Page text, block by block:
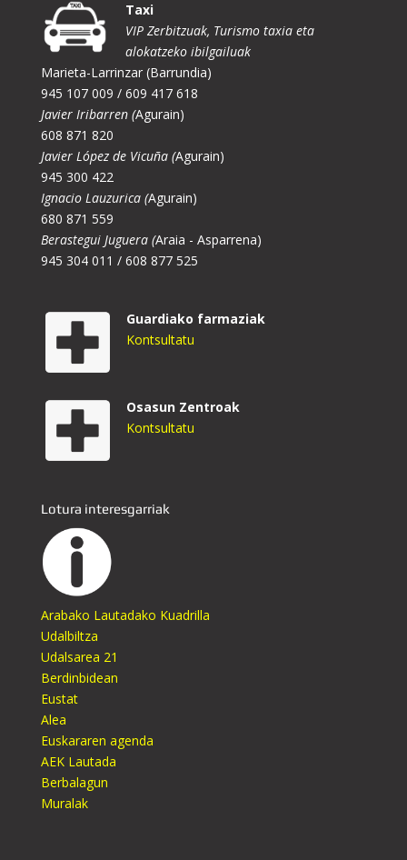
Taxi
VIP Zerbitzuak, Turismo taxia eta
alokatzeko ibilgailuak
Marieta-Larrinzar (Barrundia)
945 107 009 / 609 417 618
Javier Iribarren (Agurain)
608 871 820
Javier López de Vicuña (Agurain)
945 300 422
Ignacio Lauzurica (Agurain)
680 871 559
Berastegui Juguera (Araia - Asparrena)
945 304 011 / 608 877 525
Guardiako farmaziak
Kontsultatu
Osasun Zentroak
Kontsultatu
Lotura interesgarriak
Arabako Lautadako Kuadrilla
Udalbiltza
Udalsarea 21
Berdinbidean
Eustat
Alea
Euskararen agenda
AEK Lautada
Berbalagun
Muralak